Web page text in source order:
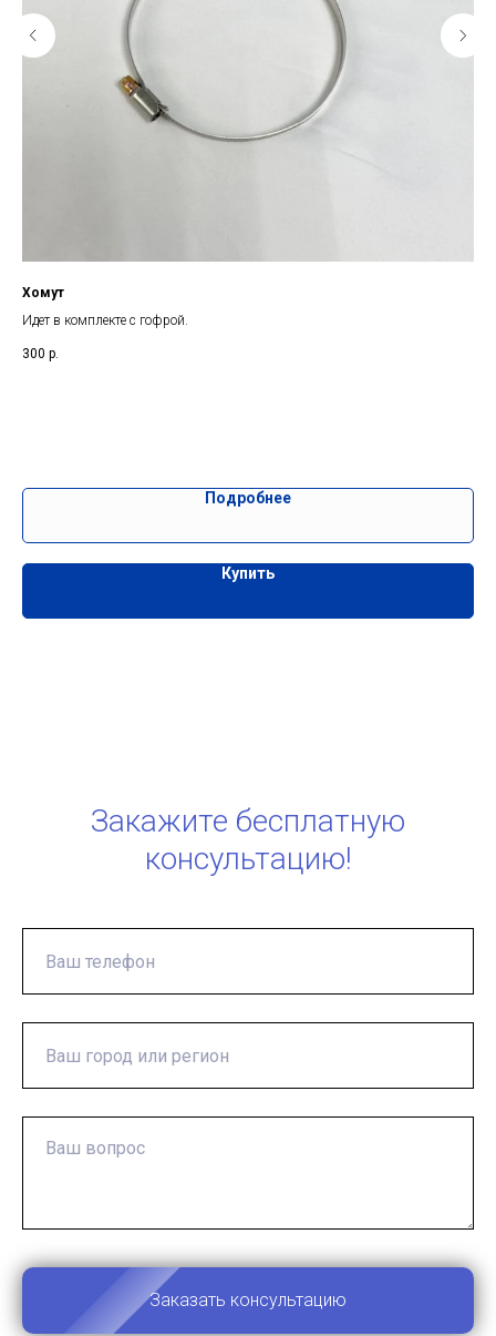
Хомут
Идет в комплекте с гофрой.
300 р.
Подробнее
Купить
Закажите бесплатную
консультацию!
Заказать консультацию